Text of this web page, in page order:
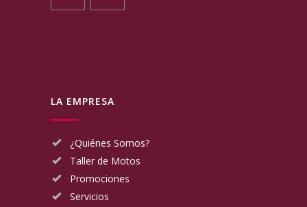
LA EMPRESA
¿Quiénes Somos?
Taller de Motos
Promociones
Servicios